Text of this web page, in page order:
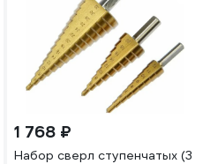
1 768 ₽
Набор сверл ступенчатых (3